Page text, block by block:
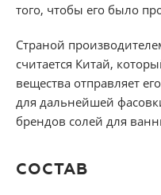
того, чтобы его было
Страной
считается Китай,
вещества отправляет
для дальнейшей
брендов солей для
СОСТАВ